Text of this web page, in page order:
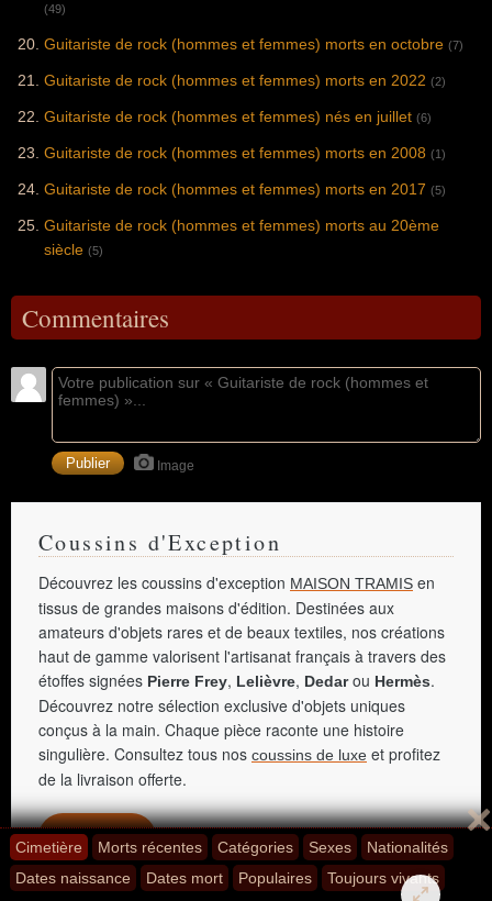
Cimetière Morts récentes Catégories Sexes
Nationalités
Dates naissance
Dates mort Populaires Toujours vivants
(49)
Guitariste de rock (hommes et femmes) morts en octobre (7)
Guitariste de rock (hommes et femmes) morts en 2022 (2)
Guitariste de rock (hommes et femmes) nés en juillet (6)
Guitariste de rock (hommes et femmes) morts en 2008 (1)
Guitariste de rock (hommes et femmes) morts en 2017 (5)
Guitariste de rock (hommes et femmes) morts au 20ème
siècle (5)
Commentaires
Image
Coussins d'Exception
Découvrez les coussins d'exception MAISON TRAMIS en
tissus de grandes maisons d'édition. Destinées aux
amateurs d'objets rares et de beaux textiles, nos créations
haut de gamme valorisent l'artisanat français à travers des
étoffes signées Pierre Frey, Lelièvre, Dedarou Hermès.
Découvrez notre sélection exclusive d'objets uniques
conçus à la main. Chaque pièce raconte une histoire
singulière. Consultez tous nos coussins de luxe et profitez
de la livraison offerte.
Agrandir